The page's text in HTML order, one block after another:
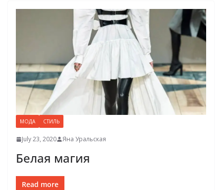
МОДА СТИЛЬ
July 23, 2020 Яна Уральская
Белая магия
Read more